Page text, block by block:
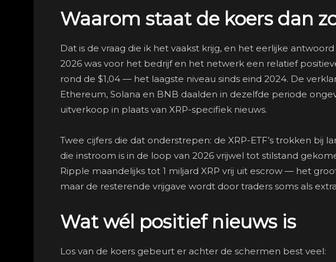
Waarom staat de koers dan
Dat is de vraag die ik het vaakst krijg, en het eerlijke
2026 was voor het bedrijf en het netwerk een relatief
rond de $1,04 — het laagste niveau sinds eind 2024. De
Ethereum, Solana en BNB daalden in dezelfde periode
uitverkoop in plaats van XRP-specifiek nieuws.
Twee cijfers die dat onderstrepen: de XRP-ETF’s trokken bij
die instroom is in de loop van 2026 vrijwel tot stilstand
Ripple maandelijks tot 1 miljard XRP vrij uit escrow — het
maar de resterende vrijgave wordt door traders soms als
Wat wél positief nieuws is
Los van de koers gebeurt er achter de schermen best veel: